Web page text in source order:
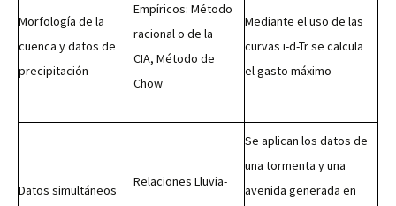
Morfología de la
cuenca y datos de
precipitación
Empíricos: Método
racional o de la
CIA, Método de
Chow
Mediante el uso de las
curvas i-d-Tr se calcula
el gasto máximo
Datos simultáneos
Relaciones Lluvia-
Se aplican los datos de
una tormenta y una
avenida generada en